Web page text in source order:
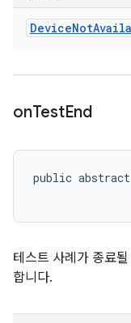
DeviceNot
onTestEnd
public
테스트 사례가 종료
합니다.